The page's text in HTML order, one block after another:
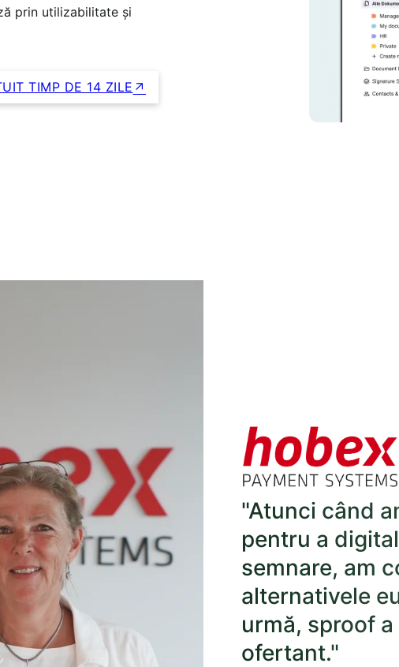
prin utilizabilitate și
TIMP DE 14 ZILE
"Atunci când
pentru a
semnare, am
alternativele
urmă, sproof
ofertant."